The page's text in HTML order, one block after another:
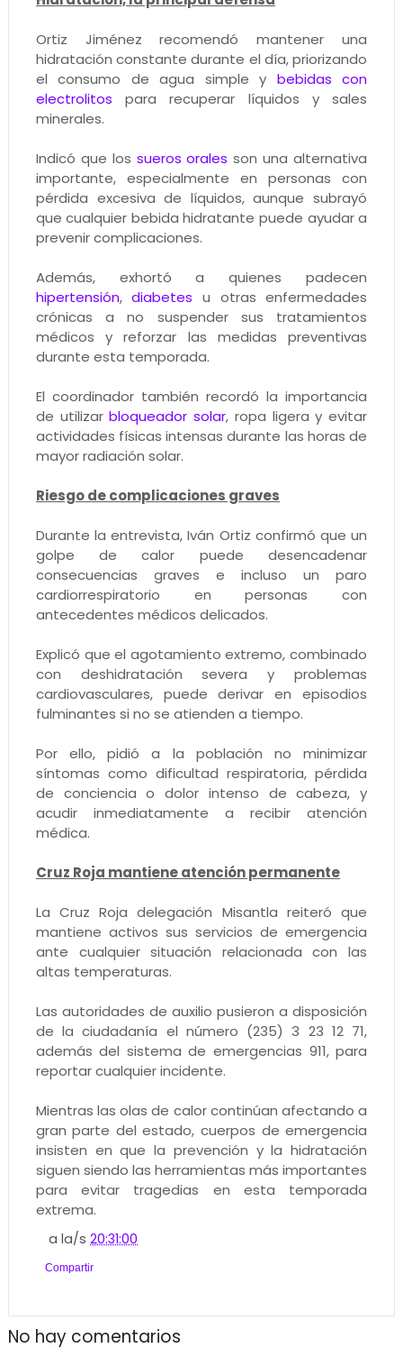
Ortiz Jiménez recomendó mantener una
hidratación constante durante el día, priorizando
el consumo de agua simple y bebidas con
electrolitos para recuperar líquidos y sales
minerales.
Indicó que los sueros orales son una alternativa
importante, especialmente en personas con
pérdida excesiva de líquidos, aunque subrayó
que cualquier bebida hidratante puede ayudar a
prevenir complicaciones.
Además, exhortó a quienes padecen
hipertensión,diabetes u otras enfermedades
crónicas a no suspender sus tratamientos
médicos y reforzar las medidas preventivas
durante esta temporada.
El coordinador también recordó la importancia
de utilizarbloqueador solar, ropa ligera y evitar
actividades físicas intensas durante las horas de
mayor radiación solar.
Riesgo de complicaciones graves
Durante la entrevista, Iván Ortiz confirmó que un
golpe de calor puede desencadenar
consecuencias graves e incluso un paro
cardiorrespiratorio en personas con
antecedentes médicos delicados.
Explicó que el agotamiento extremo, combinado
con deshidratación severa y problemas
cardiovasculares, puede derivar en episodios
fulminantes si no se atienden a tiempo.
Por ello, pidió a la población no minimizar
síntomas como dificultad respiratoria, pérdida
de conciencia o dolor intenso de cabeza, y
acudir inmediatamente a recibir atención
médica.
Cruz Roja mantiene atención permanente
La Cruz Roja delegación Misantla reiteró que
mantiene activos sus servicios de emergencia
ante cualquier situación relacionada con las
altas temperaturas.
Las autoridades de auxilio pusieron a disposición
de la ciudadanía el número (235) 3 23 12 71,
además del sistema de emergencias 911, para
reportar cualquier incidente.
Mientras las olas de calor continúan afectando a
gran parte del estado, cuerpos de emergencia
insisten en que la prevención y la hidratación
siguen siendo las herramientas más importantes
para evitar tragedias en esta temporada
extrema.
a la/s20:31:00
Compartir
No hay comentarios